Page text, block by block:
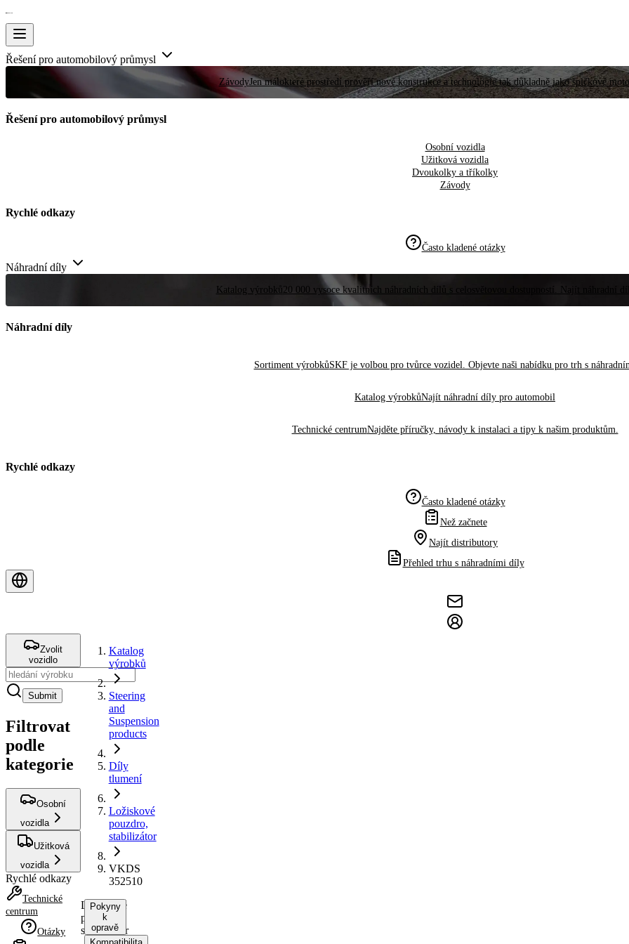
Řešení pro automobilový průmysl
ZávodyJen málokteré prostředí prověří nové konstrukce a technologie tak důkladně jako špičkové
Řešení pro automobilový průmysl
Osobní vozidla
Užitková vozidla
Dvoukolky a tříkolky
Závody
Rychlé odkazy
Často kladené otázky
Náhradní díly
Katalog výrobků20 000 vysoce kvalitních náhradních dílů s celosvětovou dostupností. Najít náhradní
Náhradní díly
Sortiment výrobkůSKF je volbou pro tvůrce vozidel. Objevte naši nabídku pro trh s
Katalog výrobkůNajít náhradní díly pro automobil
Technické centrumNajděte příručky, návody k instalaci a tipy k našim produktům.
Rychlé odkazy
Často kladené otázky
Než začnete
Najít distributory
Přehled trhu s náhradními díly
Zvolit
vozidlo
Submit
Filtrovat
podle
kategorie
Osobní
vozidla
Užitková
vozidla
Rychlé odkazy
Technické
centrum
Otázky
Katalog
výrobků
Steering
and
Suspension
products
Díly
tlumení
Ložiskové
pouzdro,
stabilizátor
VKDS
352510
Ložiskové
pouzdro,
stabilizátor
Pokyny
k
opravě